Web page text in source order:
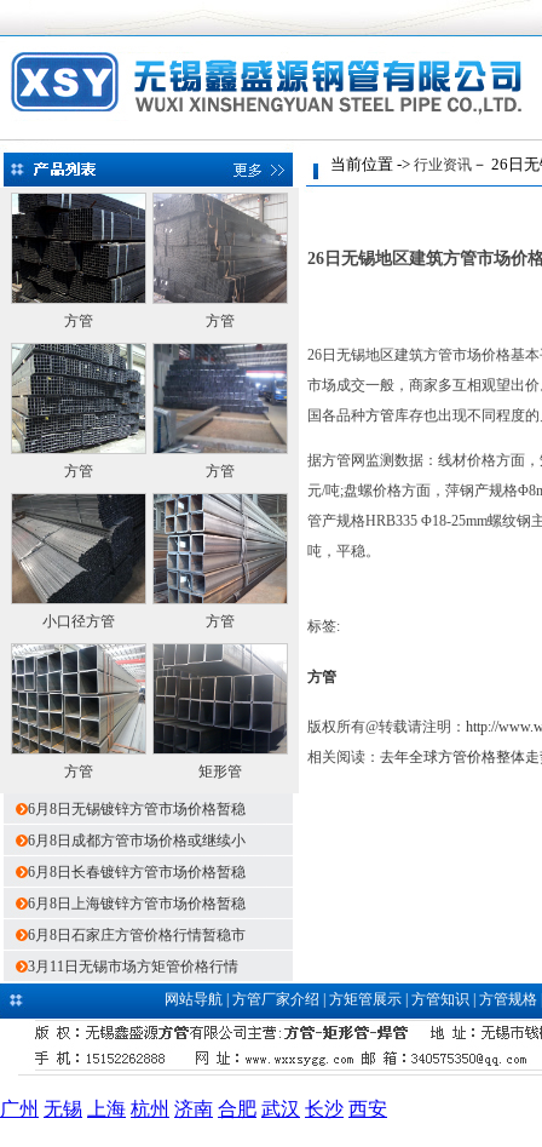
方管 方管
方管 方管
小口径方管 方管
方管 矩形管
6月8日无锡镀锌方管市场价格暂稳
6月8日成都方管市场价格或继续小
6月8日长春镀锌方管市场价格暂稳
6月8日上海镀锌方管市场价格暂稳
6月8日石家庄方管价格行情暂稳市
3月11日无锡市场方矩管价格行情
当前位置 -> 行业资讯 － 26日
26日无锡地区建筑方管市场价
26日无锡地区建筑方管市场价格基
市场成交一般，商家多互相观望出
国各品种方管库存也出现不同程度
据方管网监测数据：线材价格方面，
元/吨;盘螺价格方面，萍钢产规格
管产规格HRB335 Φ18-25mm螺纹钢
吨，平稳。
标签:
方管
版权所有@转载请注明： http://
相关阅读： 去年全球方管价格整体
网站导航| 方管厂家介绍 方矩管展示| 方管知识 方管规格
广州 无锡 上海 杭州 济南 合肥 武汉 长沙 西安